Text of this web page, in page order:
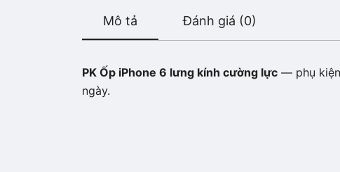
Mô tả Đánh giá (0)
PK Ốp iPhone 6 lưng kính cường lực — phụ
ngày.